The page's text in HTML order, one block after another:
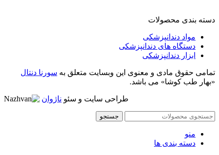
دسته بندی محصولات
مواد دندانپزشکی
دستگاه های دندانپزشکی
ابزار دندانپزشکی
تمامی حقوق مادی و معنوی این وبسایت متعلق به سورنا دنتال
«بهار طب کوشا» می باشد.
طراحی سایت و سئو ناژوان
جستجو
منو
دسته بندی ها